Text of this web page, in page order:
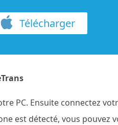
Télécharger
PC. Ensuite connectez
est détecté, vous pouvez